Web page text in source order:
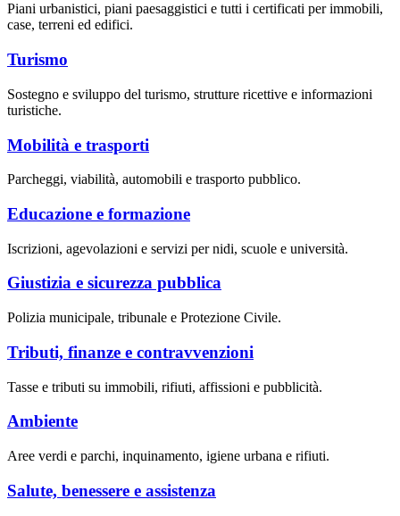
Piani urbanistici, piani paesaggistici e tutti i certificati per immobili,
case, terreni ed edifici.
Turismo
Sostegno e sviluppo del turismo, strutture ricettive e informazioni
turistiche.
Mobilità e trasporti
Parcheggi, viabilità, automobili e trasporto pubblico.
Educazione e formazione
Iscrizioni, agevolazioni e servizi per nidi, scuole e università.
Giustizia e sicurezza pubblica
Polizia municipale, tribunale e Protezione Civile.
Tributi, finanze e contravvenzioni
Tasse e tributi su immobili, rifiuti, affissioni e pubblicità.
Ambiente
Aree verdi e parchi, inquinamento, igiene urbana e rifiuti.
Salute, benessere e assistenza